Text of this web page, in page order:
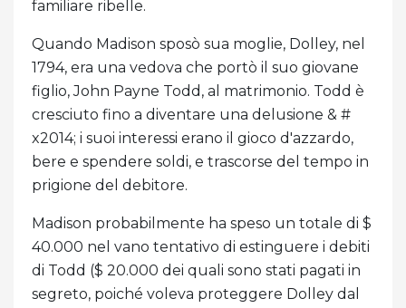
familiare ribelle.
Quando Madison sposò sua moglie, Dolley, nel
1794, era una vedova che portò il suo giovane
figlio, John Payne Todd, al matrimonio. Todd è
cresciuto fino a diventare una delusione & #
x2014; i suoi interessi erano il gioco d'azzardo,
bere e spendere soldi, e trascorse del tempo in
prigione del debitore.
Madison probabilmente ha speso un totale di $
40.000 nel vano tentativo di estinguere i debiti
di Todd ($ 20.000 dei quali sono stati pagati in
segreto, poiché voleva proteggere Dolley dal